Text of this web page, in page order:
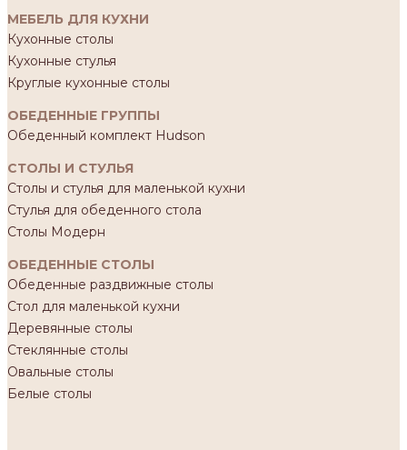
МЕБЕЛЬ ДЛЯ КУХНИ
Кухонные столы
Кухонные стулья
Круглые кухонные столы
ОБЕДЕННЫЕ ГРУППЫ
Обеденный комплект Hudson
СТОЛЫ И СТУЛЬЯ
Столы и стулья для маленькой кухни
Стулья для обеденного стола
Столы Модерн
ОБЕДЕННЫЕ СТОЛЫ
Обеденные раздвижные столы
Стол для маленькой кухни
Деревянные столы
Стеклянные столы
Овальные столы
Белые столы